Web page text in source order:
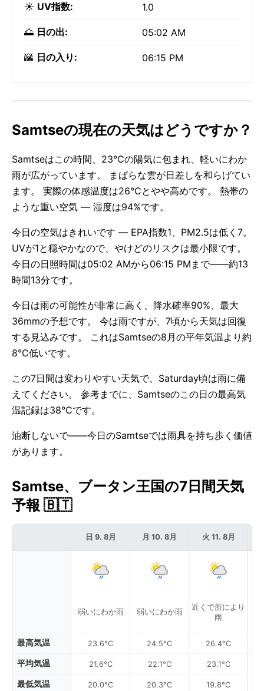
☀️ UV指数: 1.0
🌅 日の出: 05:02 AM
🌇 日の入り: 06:15 PM
Samtseの現在の天気はどうですか？
Samtseはこの時間、23°Cの陽気に包まれ、軽いにわか
雨が広がっています。 まばらな雲が日差しを和らげてい
ます。 実際の体感温度は26°Cとやや高めです。 熱帯の
ような重い空気 — 湿度は94%です。
今日の空気はきれいです — EPA指数1、PM2.5は低く7。
UVが1と穏やかなので、やけどのリスクは最小限です。
今日の日照時間は05:02 AMから06:15 PMまで——約13
時間13分です。
今日は雨の可能性が非常に高く、降水確率90%、最大
36mmの予想です。 今は雨ですが、7頃から天気は回復
する見込みです。 これはSamtseの8月の平年気温より約
8°C低いです。
この7日間は変わりやすい天気で、Saturday頃は雨に備
えてください。 参考までに、Samtseのこの日の最高気
温記録は38°Cです。
油断しないで——今日のSamtseでは雨具を持ち歩く価値
があります。
Samtse、ブータン王国の7日間天気
予報 🇧🇹
最高気温
平均気温
最低気温
日 9. 8月
弱いにわか雨
23.6°C
21.6°C
20.0°C
月 10. 8月
弱いにわか雨
24.5°C
22.1°C
20.3°C
火 11. 8月
近くで所により
雨
26.4°C
23.1°C
19.8°C